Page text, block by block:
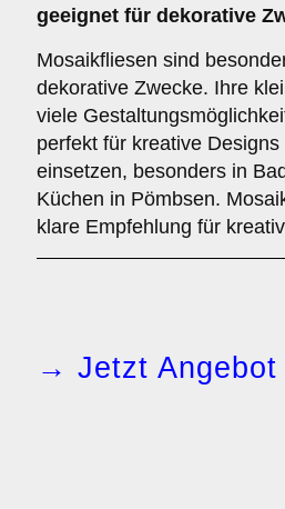
geeignet für dekorative
Mosaikfliesen sind
dekorative Zwecke. Ihre
viele
perfekt für kreative
einsetzen, besonders in
Küchen in Pömbsen.
klare Empfehlung für
→ Jetzt Angebot